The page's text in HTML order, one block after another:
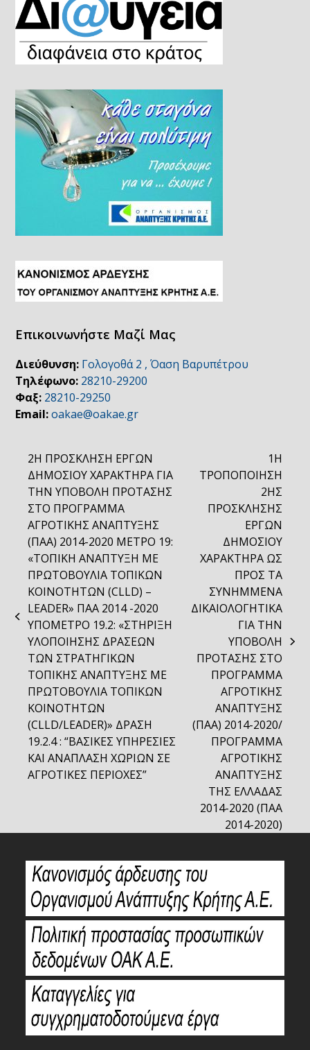
Επικοινωνήστε Μαζί Μας
Διεύθυνση: Γολογοθά 2 , Όαση Βαρυπέτρου
Τηλέφωνο: 28210-29200
Φαξ: 28210-29250
Email: oakae@oakae.gr
previous
post:
2H ΠΡΟΣΚΛΗΣΗ ΕΡΓΩΝ
ΔΗΜΟΣΙΟΥ ΧΑΡΑΚΤΗΡΑ ΓΙΑ
ΤΗΝ ΥΠΟΒΟΛΗ ΠΡΟΤΑΣΗΣ
ΣΤΟ ΠΡΟΓΡΑΜΜΑ
ΑΓΡΟΤΙΚΗΣ ΑΝΑΠΤΥΞΗΣ
(ΠΑΑ) 2014-2020 ΜΕΤΡΟ 19:
«ΤΟΠΙΚΗ ΑΝΑΠΤΥΞΗ ΜE
ΠΡΩΤΟΒΟΥΛΙΑ ΤΟΠΙΚΩΝ
ΚΟΙΝΟΤΗΤΩΝ (CLLD) –
LEADER» ΠΑΑ 2014 -2020
ΥΠΟΜΕΤΡΟ 19.2: «ΣΤΗΡΙΞΗ
ΥΛΟΠΟΙΗΣΗΣ ΔΡΑΣΕΩΝ
ΤΩΝ ΣΤΡΑΤΗΓΙΚΩΝ
ΤΟΠΙΚΗΣ ΑΝΑΠΤΥΞΗΣ ΜΕ
ΠΡΩΤΟΒΟΥΛΙΑ ΤΟΠΙΚΩΝ
ΚΟΙΝΟΤΗΤΩΝ
(CLLD/LEADER)» ΔΡΑΣΗ
19.2.4 : “ΒΑΣΙΚΕΣ ΥΠΗΡΕΣΙΕΣ
ΚΑΙ ΑΝΑΠΛΑΣΗ ΧΩΡΙΩΝ ΣΕ
ΑΓΡΟΤΙΚΕΣ ΠΕΡΙΟΧΕΣ”
post:
1Η
ΤΡΟΠΟΠΟΙΗΣΗ
2ΗΣ
ΠΡΟΣΚΛΗΣΗΣ
ΕΡΓΩΝ
ΔΗΜΟΣΙΟΥ
ΧΑΡΑΚΤΗΡΑ ΩΣ
ΠΡΟΣ ΤΑ
ΣΥΝΗΜΜΕΝΑ
ΔΙΚΑΙΟΛΟΓΗΤΙΚΑ
ΓΙΑ ΤΗΝ
ΥΠΟΒΟΛΗ
ΠΡΟΤΑΣΗΣ ΣΤΟ
ΠΡΟΓΡΑΜΜΑ
ΑΓΡΟΤΙΚΗΣ
ΑΝΑΠΤΥΞΗΣ
(ΠΑΑ) 2014-2020/
ΠΡΟΓΡΑΜΜΑ
ΑΓΡΟΤΙΚΗΣ
ΑΝΑΠΤΥΞΗΣ
ΤΗΣ ΕΛΛΑΔΑΣ
2014-2020 (ΠΑΑ
2014-2020)